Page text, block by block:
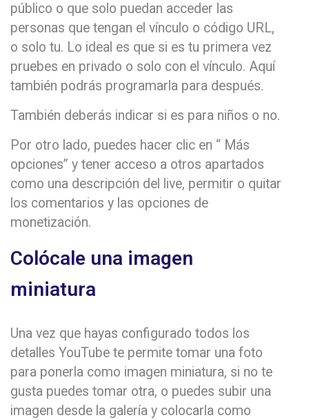
público o que solo puedan acceder las
personas que tengan el vínculo o código URL,
o solo tu. Lo ideal es que si es tu primera vez
pruebes en privado o solo con el vínculo. Aquí
también podrás programarla para después.
También deberás indicar si es para niños o no.
Por otro lado, puedes hacer clic en “ Más
opciones” y tener acceso a otros apartados
como una descripción del live, permitir o quitar
los comentarios y las opciones de
monetización.
Colócale una imagen
miniatura
Una vez que hayas configurado todos los
detalles YouTube te permite tomar una foto
para ponerla como imagen miniatura, si no te
gusta puedes tomar otra, o puedes subir una
imagen desde la galería y colocarla como